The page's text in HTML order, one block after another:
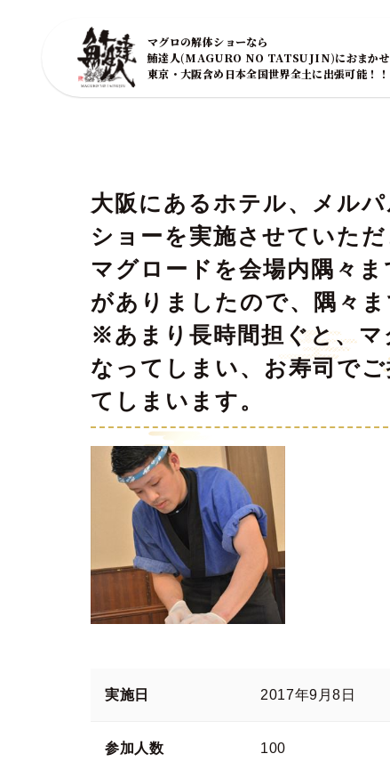
マグロの解体ショーなら
鮪達人(MAGURO NO TATSUJIN)におまかせ
東京・大阪含め日本全国世界全土に出張可能！！
大阪にあるホテル、メル
ショーを実施させていただ
マグロードを会場内隅々
がありましたので、隅々
※あまり長時間担ぐと、マ
なってしまい、お寿司で
てしまいます。
実施日 2017年9月8日
参加人数 100